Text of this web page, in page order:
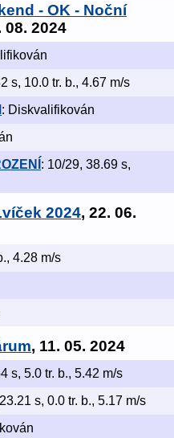
- OK - Noční
08. 2024
s, 10.0 tr. b., 4.67 m/s
: Diskvalifikován
: 10/29, 38.69 s,
2024, 22. 06.
4.28 m/s
, 11. 05. 2024
s, 5.0 tr. b., 5.42 m/s
s, 0.0 tr. b., 5.17 m/s